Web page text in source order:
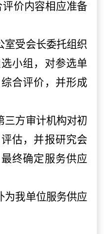
价内容相应准备
室受会长委托组织
小组 ， 对参选单
合评价，并形成
三方审计机构对初
估，并报研究会
终确定服务供应
为我单位服务供应